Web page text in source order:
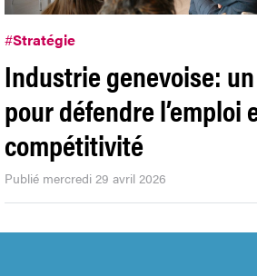
#Stratégie
Industrie genevoise:
pour défendre l’emploi
compétitivité
Publié mercredi 29 avril 2026